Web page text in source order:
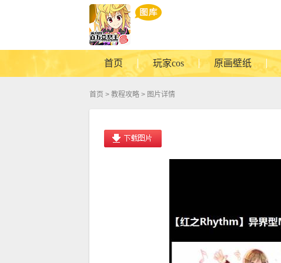
首页 玩家cos 原画壁纸
首页 > 教程攻略 > 图片详情